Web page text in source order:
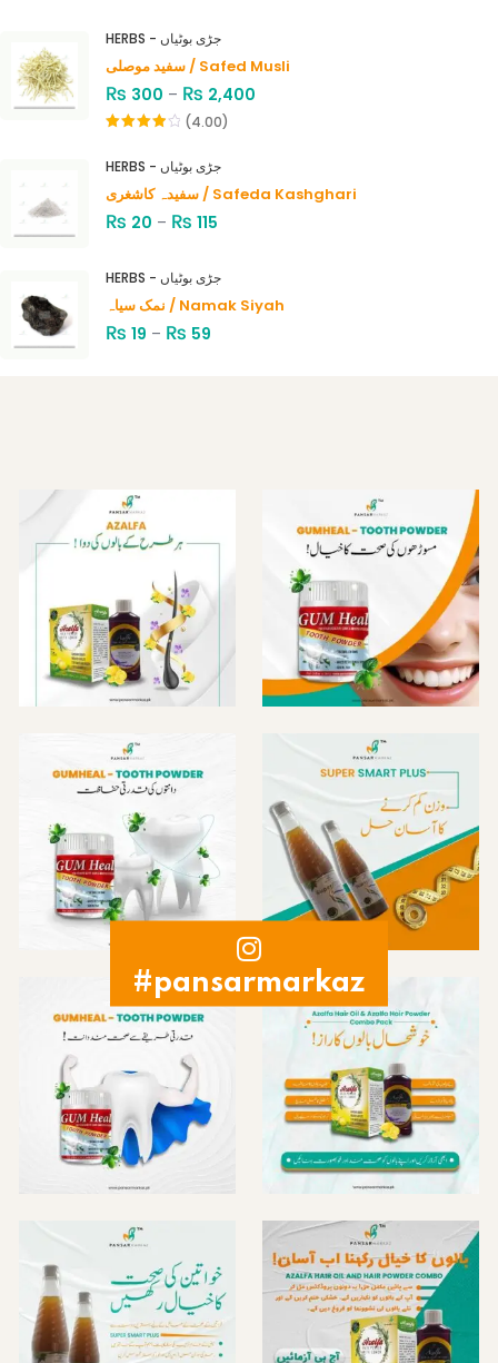
HERBS - جڑی بوٹیاں
سفید موصلی / Safed Musli
₨ 300 – ₨ 2,400
of 5
(4.00)
HERBS - جڑی بوٹیاں
سفیدہ کاشغری / Safeda Kashghari
₨ 20 – ₨ 115
HERBS - جڑی بوٹیاں
نمک سیاہ / Namak Siyah
₨ 19 – ₨ 59
#pansarmarkaz